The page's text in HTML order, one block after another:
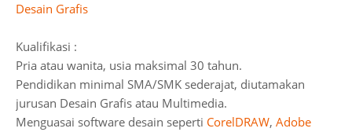
Desain Grafis
Kualifikasi :
Pria atau wanita, usia maksimal 30 tahun.
Pendidikan minimal SMA/SMK sederajat, diutamakan
jurusan Desain Grafis atau Multimedia.
Menguasai software desain seperti CorelDRAW, Adobe